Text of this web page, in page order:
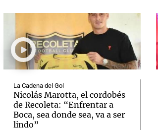
La Cadena del Gol
Nicolás Marotta, el cordobés
de Recoleta: “Enfrentar a
Boca, sea donde sea, va a ser
lindo”
Notas